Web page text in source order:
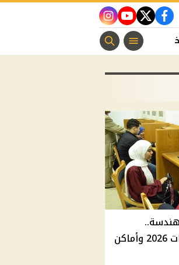
facebook
twitter
youtube
instagram
الفن منوعات مسيحية
للهندسة..
مؤشرات تنسيق الجامعات 2026 وأماكن